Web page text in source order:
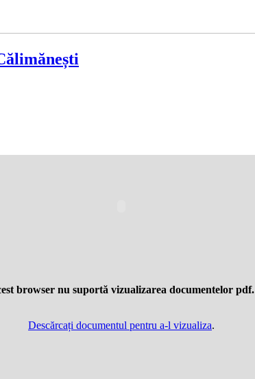
browser nu suportă vizualizarea documentelor pdf.
Descărcați documentul pentru a-l vizualiza.